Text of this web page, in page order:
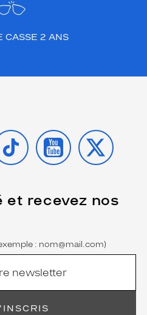
CASSE 2 ANS
YOUTUBE
X
et recevez nos
: nom@mail.com)